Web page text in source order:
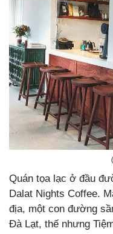
Quán tọa lạc ở đầu
Dalat Nights Coffee.
địa, một con đường
Đà Lạt, thế nhưng